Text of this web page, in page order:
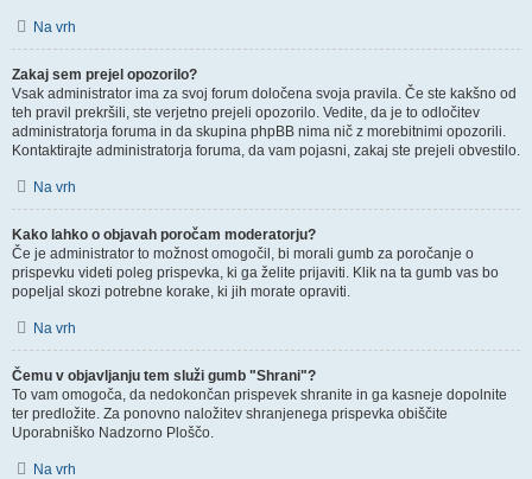
Na vrh
Zakaj sem prejel opozorilo?
Vsak administrator ima za svoj forum določena svoja pravila. Če ste kakšno od
teh pravil prekršili, ste verjetno prejeli opozorilo. Vedite, da je to odločitev
administratorja foruma in da skupina phpBB nima nič z morebitnimi opozorili.
Kontaktirajte administratorja foruma, da vam pojasni, zakaj ste prejeli obvestilo.
Na vrh
Kako lahko o objavah poročam moderatorju?
Če je administrator to možnost omogočil, bi morali gumb za poročanje o
prispevku videti poleg prispevka, ki ga želite prijaviti. Klik na ta gumb vas bo
popeljal skozi potrebne korake, ki jih morate opraviti.
Na vrh
Čemu v objavljanju tem služi gumb "Shrani"?
To vam omogoča, da nedokončan prispevek shranite in ga kasneje dopolnite
ter predložite. Za ponovno naložitev shranjenega prispevka obiščite
Uporabniško Nadzorno Ploščo.
Na vrh